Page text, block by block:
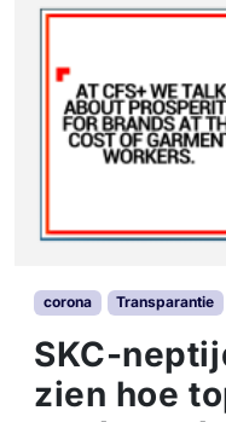
corona Transparantie
SKC-
zien hoe